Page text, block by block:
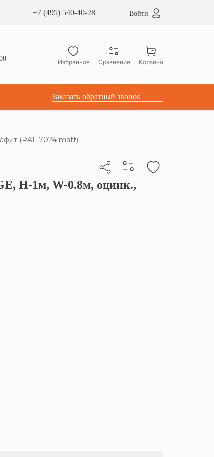
+7 (495) 540-40-28 Войти
Избранное Сравнение Корзина
лестницы ATICCO
Заказать обратный звонок
(RAL 7024 matt)
прямую ссылку
Н-1м, W-0.8м, оцинк.,